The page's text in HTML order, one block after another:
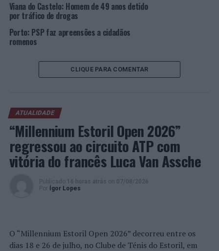
justifique a sua posse, é punido com pena de prisão até 4
anos ou com pena de multa até 480 dias”.
Foto: PSP.
TÓPICOS RELACIONADOS: CRIMINALIDADE
ESPINHO
PSP
Seixal e Setúbal: PSP faz apreensão de máquinas de
exploração de jogo ilícito
NÃO PERCA
Gaia: World Of Wine vai ser “Coração de Mudança” nos
dias 29 e 30 de janeiro
Viana do Castelo: Homem de 49 anos detido
por tráfico de drogas
Porto: PSP faz apreensões a cidadãos
romenos
CLIQUE PARA COMENTAR
ATUALIDADE
“Millennium Estoril Open 2026”
regressou ao circuito ATP com
vitória do francês Luca Van Assche
Publicado 16 horas atrás on 07/08/2026
Por
Ígor Lopes
O “Millennium Estoril Open 2026” decorreu entre os
dias 18 e 26 de julho, no Clube de Ténis do Estoril, em